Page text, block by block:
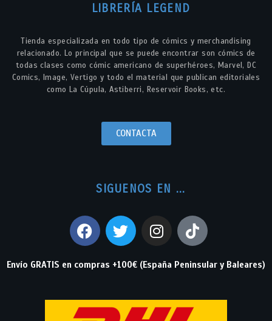
LIBRERÍA LEGEND
Tienda especializada en todo tipo de cómics y merchandising
relacionado. Lo principal que se puede encontrar son cómics de
todas clases como cómic americano de superhéroes, Marvel, DC
Comics, Image, Vertigo y todo el material que publican editoriales
como La Cúpula, Astiberri, Reservoir Books, etc.
CONTACTA
SIGUENOS EN ...
Envío GRATIS en compras +100€ (España Peninsular y Baleares)